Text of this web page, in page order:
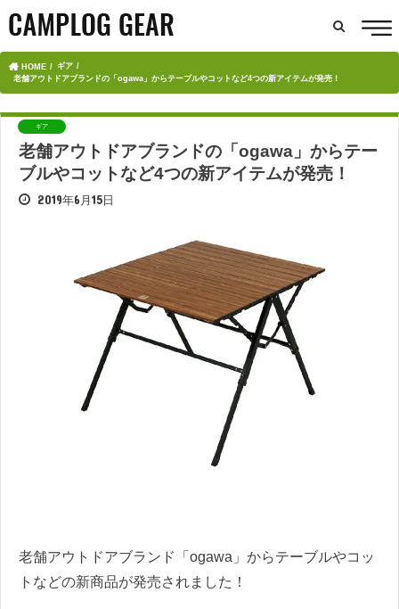
HOME
ギア
老舗アウトドアブランドの「ogawa」からテーブルやコットなど4つの新アイテムが発売！
ギア
老舗アウトドアブランドの「ogawa」からテー
ブルやコットなど4つの新アイテムが発売！
2019年6月15日
老舗アウトドアブランド「ogawa」からテーブルやコッ
トなどの新商品が発売されました！